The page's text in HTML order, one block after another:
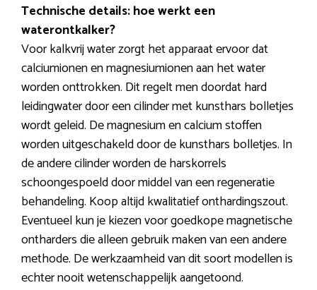
Technische details: hoe werkt een
waterontkalker?
Voor kalkvrij water zorgt het apparaat ervoor dat
calciumionen en magnesiumionen aan het water
worden onttrokken. Dit regelt men doordat hard
leidingwater door een cilinder met kunsthars bolletjes
wordt geleid. De magnesium en calcium stoffen
worden uitgeschakeld door de kunsthars bolletjes. In
de andere cilinder worden de harskorrels
schoongespoeld door middel van een regeneratie
behandeling. Koop altijd kwalitatief onthardingszout.
Eventueel kun je kiezen voor goedkope magnetische
ontharders die alleen gebruik maken van een andere
methode. De werkzaamheid van dit soort modellen is
echter nooit wetenschappelijk aangetoond.